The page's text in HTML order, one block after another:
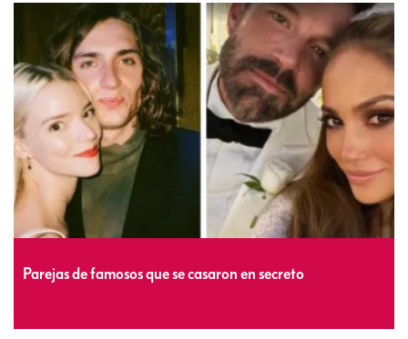
Parejas de famosos que se casaron en secreto